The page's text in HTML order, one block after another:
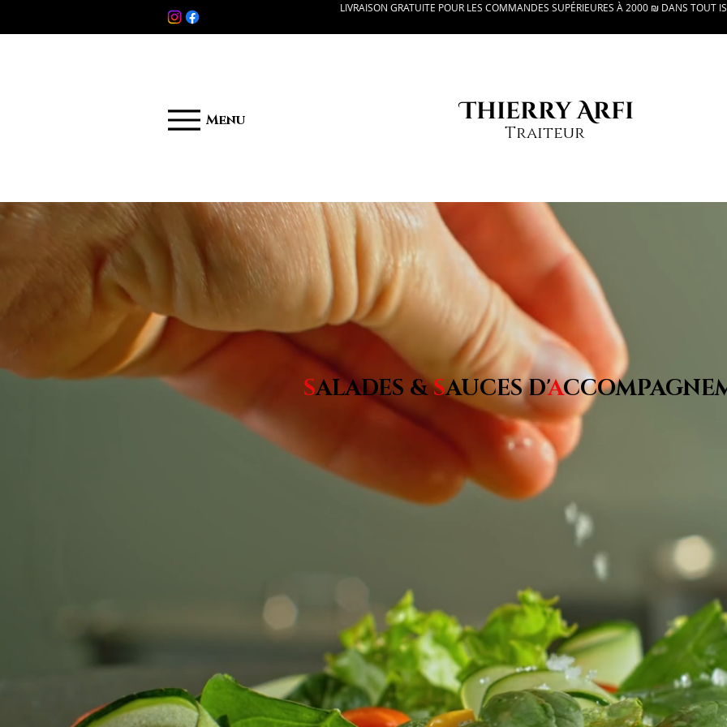
LIVRAISON GRATUITE POUR LES COMMANDES SUPÉRIEURES À 2000 ₪ DANS TOUT
Menu Thierry Arfi
Traiteur
SALADES &SAUCES D'A